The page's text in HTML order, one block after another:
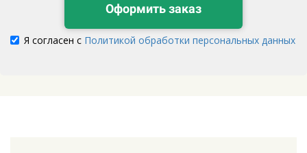
Оформить заказ
Я согласен с Политикой обработки персональных данных